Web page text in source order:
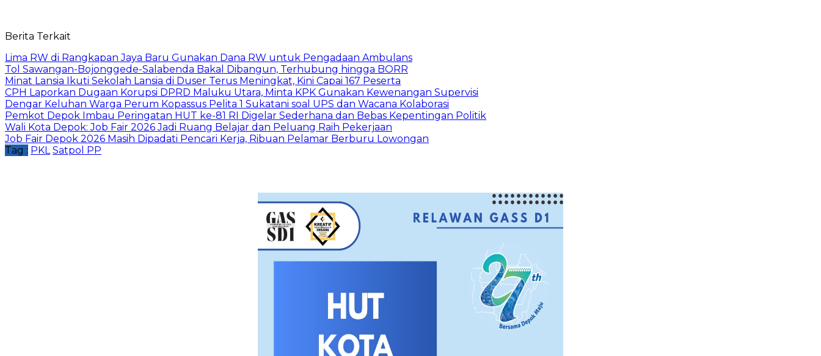
Berita Terkait
Lima RW di Rangkapan Jaya Baru Gunakan Dana RW untuk Pengadaan Ambulans
Tol Sawangan-Bojonggede-Salabenda Bakal Dibangun, Terhubung hingga BORR
Minat Lansia Ikuti Sekolah Lansia di Duser Terus Meningkat, Kini Capai 167 Peserta
CPH Laporkan Dugaan Korupsi DPRD Maluku Utara, Minta KPK Gunakan Kewenangan Supervisi
Dengar Keluhan Warga Perum Kopassus Pelita 1 Sukatani soal UPS dan Wacana Kolaborasi
Pemkot Depok Imbau Peringatan HUT ke-81 RI Digelar Sederhana dan Bebas Kepentingan Politik
Wali Kota Depok: Job Fair 2026 Jadi Ruang Belajar dan Peluang Raih Pekerjaan
Job Fair Depok 2026 Masih Dipadati Pencari Kerja, Ribuan Pelamar Berburu Lowongan
Tag : PKL Satpol PP